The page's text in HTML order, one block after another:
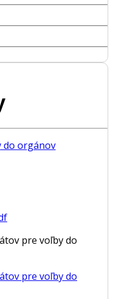
do orgánov
pre voľby do
pre voľby do